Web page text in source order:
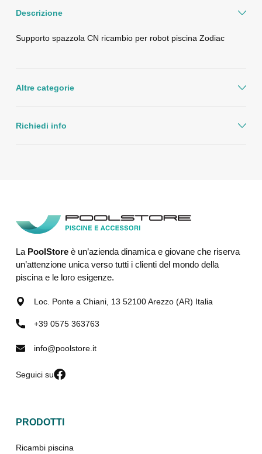
Descrizione
Supporto spazzola CN ricambio per robot piscina Zodiac
Altre categorie
Richiedi info
La PoolStoreè un’azienda dinamica e giovane che riserva
un’attenzione unica verso tutti i clienti del mondo della
piscina e le loro esigenze.
Loc. Ponte a Chiani, 13 52100 Arezzo (AR) Italia
+39 0575 363763
info@poolstore.it
Seguici su
PRODOTTI
Ricambi piscina